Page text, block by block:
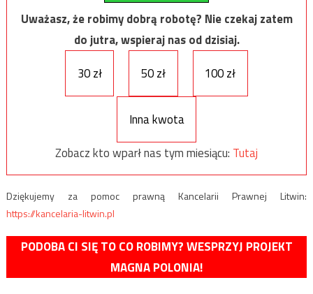
Uważasz, że robimy dobrą robotę? Nie czekaj zatem
do jutra, wspieraj nas od dzisiaj.
30 zł
50 zł 100 zł
Inna kwota
Zobacz kto wparł nas tym miesiącu: Tutaj
Dziękujemy za pomoc prawną Kancelarii Prawnej Litwin:
https://kancelaria-litwin.pl
PODOBA CI SIĘ TO CO ROBIMY? WESPRZYJ PROJEKT
MAGNA POLONIA!